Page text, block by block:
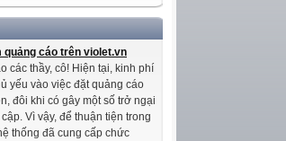
cáo trên violet.vn
các thầy, cô! Hiện tại, kinh phí
yếu vào việc đặt quảng cáo
đôi khi có gây một số trở ngại
Vì vậy, để thuận tiện trong
thống đã cung cấp chức